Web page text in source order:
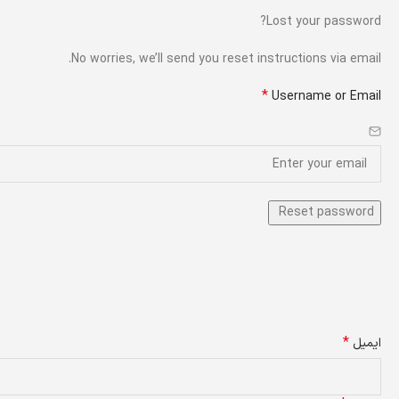
Lost your password?
No worries, we’ll send you reset instructions via email.
Username or Email
*
ایمیل *